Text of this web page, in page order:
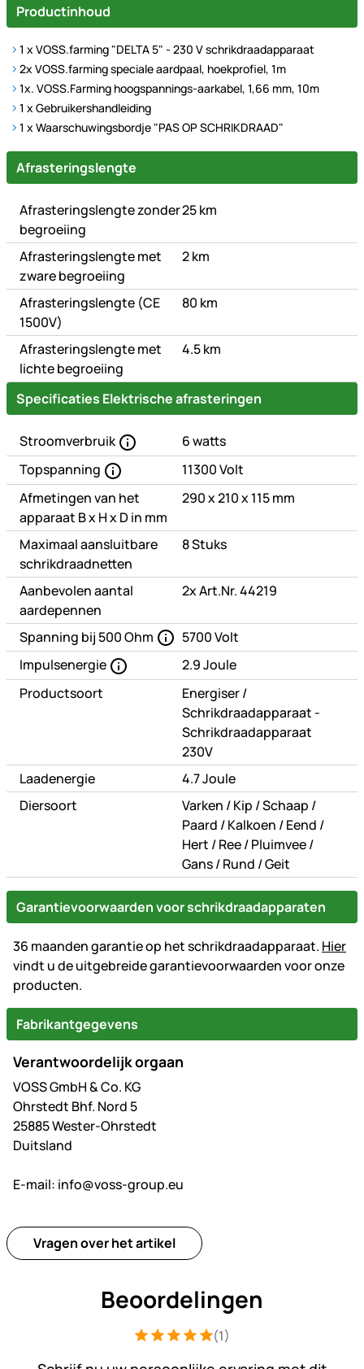
Productinhoud
1 x VOSS.farming "DELTA 5" - 230 V schrikdraadapparaat
2x VOSS.farming speciale aardpaal, hoekprofiel, 1m
1x. VOSS.Farming hoogspannings-aarkabel, 1,66 mm, 10m
1 x Gebruikershandleiding
1 x Waarschuwingsbordje "PAS OP SCHRIKDRAAD"
Technische Daten
Afrasteringslengte
Afrasteringslengte zonder
begroeiing
25 km
Afrasteringslengte met
zware begroeiing
2 km
Afrasteringslengte (CE
1500V)
80 km
Afrasteringslengte met
lichte begroeiing
4.5 km
Specificaties Elektrische afrasteringen
Stroomverbruik
6 watts
Topspanning
11300 Volt
Afmetingen van het
apparaat B x H x D in mm
290 x 210 x 115 mm
Maximaal aansluitbare
schrikdraadnetten
8 Stuks
Aanbevolen aantal
aardepennen
2x Art.Nr. 44219
Spanning bij 500 Ohm
5700 Volt
Impulsenergie
2.9 Joule
Productsoort
Energiser/of
Schrikdraadapparaat -
Schrikdraadapparaat
230V
Laadenergie
4.7 Joule
Diersoort
Varken /of
Kip /of
Schaap /of
Paard /of
Kalkoen /of
Eend /of
Hert /of
Ree/of
Pluimvee/of
Gans/of
Rund /of
Geit
Garantievoorwaarden voor schrikdraadapparaten
36 maanden garantie op het schrikdraadapparaat. Hier
vindt u de uitgebreide garantievoorwaarden voor onze
producten.
Fabrikantgegevens
Verantwoordelijk orgaan
VOSS GmbH & Co. KG
Ohrstedt Bhf. Nord 5
25885 Wester-Ohrstedt
Duitsland
E-mail: info@voss-group.eu
Vragen over het artikel
Beoordelingen
Beoordeling: 5 van 5 (1
1 Bewertung(1)